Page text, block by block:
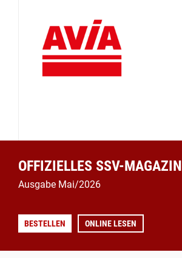
OFFIZIELLES SSV-MAGAZIN
Ausgabe Mai/2026
BESTELLEN ONLINE LESEN